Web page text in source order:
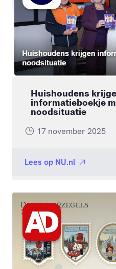
Huishoudens
informatieboekje
noodsituatie
17 november 2025
Lees op NU.nl